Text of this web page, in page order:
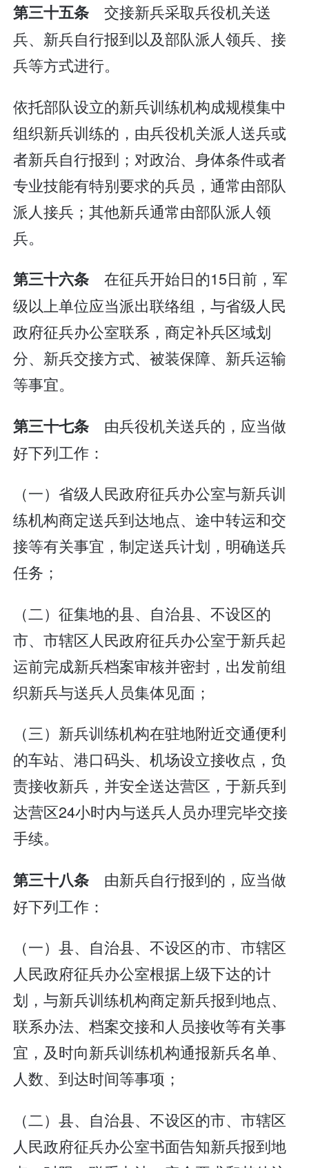
第三十五条 交接新兵采取兵役机关送
兵、新兵自行报到以及部队派人领兵、接
兵等方式进行。
依托部队设立的新兵训练机构成规模集中
组织新兵训练的，由兵役机关派人送兵或
者新兵自行报到；对政治、身体条件或者
专业技能有特别要求的兵员，通常由部队
派人接兵；其他新兵通常由部队派人领
兵。
第三十六条 在征兵开始日的15日前，军
级以上单位应当派出联络组，与省级人民
政府征兵办公室联系，商定补兵区域划
分、新兵交接方式、被装保障、新兵运输
等事宜。
第三十七条 由兵役机关送兵的，应当做
好下列工作：
（一）省级人民政府征兵办公室与新兵训
练机构商定送兵到达地点、途中转运和交
接等有关事宜，制定送兵计划，明确送兵
任务；
（二）征集地的县、自治县、不设区的
市、市辖区人民政府征兵办公室于新兵起
运前完成新兵档案审核并密封，出发前组
织新兵与送兵人员集体见面；
（三）新兵训练机构在驻地附近交通便利
的车站、港口码头、机场设立接收点，负
责接收新兵，并安全送达营区，于新兵到
达营区24小时内与送兵人员办理完毕交接
手续。
第三十八条 由新兵自行报到的，应当做
好下列工作：
（一）县、自治县、不设区的市、市辖区
人民政府征兵办公室根据上级下达的计
划，与新兵训练机构商定新兵报到地点、
联系办法、档案交接和人员接收等有关事
宜，及时向新兵训练机构通报新兵名单、
人数、到达时间等事项；
（二）县、自治县、不设区的市、市辖区
人民政府征兵办公室书面告知新兵报到地